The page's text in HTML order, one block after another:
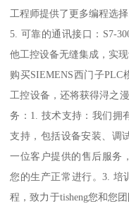
工程师提供了更多编程选择
5. 可靠的通讯接口：S7-
他工控设备无缝集成，实
购买SIEMENS西门子PLC
工控设备，还将获得浔之
务：1. 技术支持：我们拥
支持，包括设备安装、调
一位客户提供的售后服务
您的生产正常进行。3. 培
程，致力于tisheng您和您